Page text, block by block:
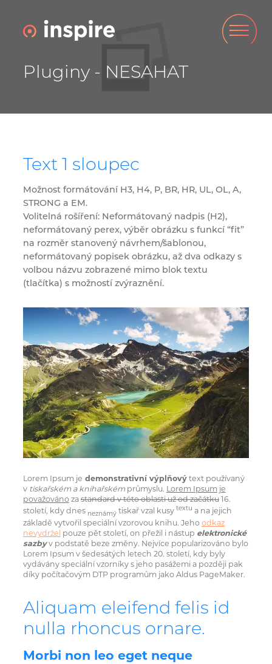
Pluginy - NESAHAT
Text 1 sloupec
Možnost formátování H3, H4, P, BR, HR, UL, OL, A,
STRONG a EM.
Volitelná rošíření: Neformátovaný nadpis (H2),
neformátovaný perex, výběr obrázku s funkcí “fit”
na rozměr stanovený návrhem/šablonou,
neformátovaný popisek obrázku, až dva odkazy s
volbou názvu zobrazené mimo blok textu
(tlačítka) s možností zvýraznění.
Lorem Ipsum je demonstrativní výplňovýtext používaný
v tiskařském a knihařskémprůmyslu. Lorem Ipsum je
považovánozastandard v této oblasti už od začátku16.
století, kdy dnes neznámýtiskař vzal kusy textu a na jejich
základě vytvořil speciální vzorovou knihu. Jeho odkaz
nevydržel pouze pět století, on přežil i nástup elektronické
sazbyv podstatě beze změny. Nejvíce popularizováno bylo
Lorem Ipsum v šedesátých letech 20. století, kdy byly
vydávány speciální vzorníky s jeho pasážemi a později pak
díky počítačovým DTP programům jako Aldus PageMaker.
Aliquam eleifend felis id
nulla rhoncus ornare.
Morbi non leo eget neque